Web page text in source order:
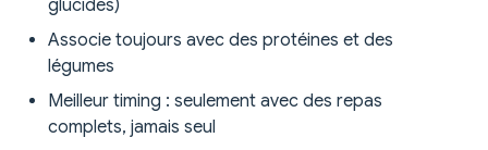
glucides)
Associe toujours avec des protéines et des
légumes
Meilleur timing : seulement avec des repas
complets, jamais seul